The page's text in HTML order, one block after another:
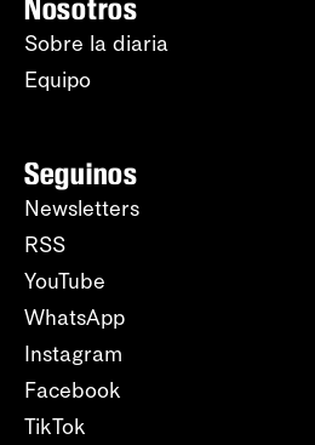
Nosotros
Sobre la diaria
Equipo
Seguinos
Newsletters
RSS
YouTube
WhatsApp
Instagram
Facebook
TikTok